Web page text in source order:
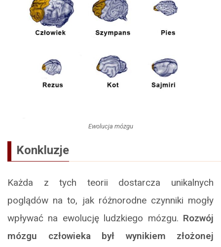
Ewolucja mózgu
Konkluzje
Każda z tych teorii dostarcza unikalnych
poglądów na to, jak różnorodne czynniki mogły
wpływać na ewolucję ludzkiego mózgu. Rozwój
mózgu człowieka był wynikiem złożonej